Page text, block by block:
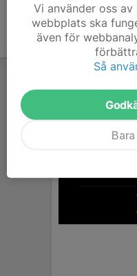
Vi använder oss
webbplats ska
även för
Så